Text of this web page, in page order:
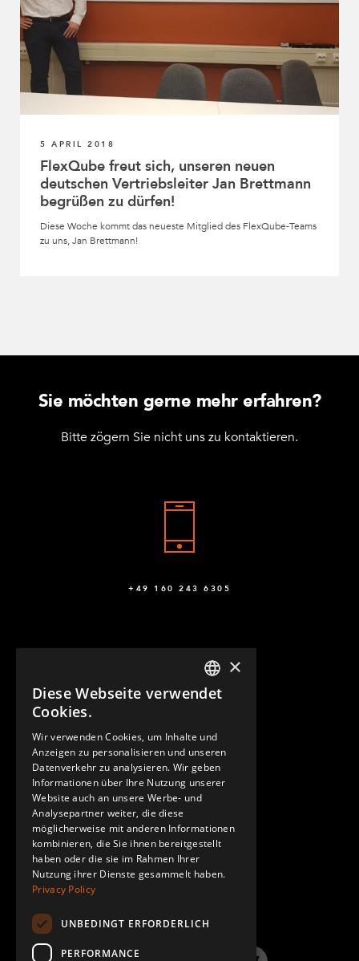
5 APRIL 2018
FlexQube freut sich, unseren neuen
deutschen Vertriebsleiter Jan Brettmann
begrüßen zu dürfen!
Diese Woche kommt das neueste Mitglied des FlexQube-Teams
zu uns, Jan Brettmann!
Sie möchten gerne mehr erfahren?
Bitte zögern Sie nicht uns zu kontaktieren.
+49 160 243 6305
KONTAKT
HÄUFIG GESTELLTE FRAGEN
ENGLISH
×
Diese Webseite verwendet
Cookies.
Wir verwenden Cookies, um Inhalte und
Anzeigen zu personalisieren und unseren
Datenverkehr zu analysieren. Wir geben
Informationen über Ihre Nutzung unserer
Website auch an unsere Werbe- und
Analysepartner weiter, die diese
möglicherweise mit anderen Informationen
kombinieren, die Sie ihnen bereitgestellt
haben oder die sie im Rahmen Ihrer
Nutzung ihrer Dienste gesammelt haben.
Privacy Policy
UNBEDINGT ERFORDERLICH
PERFORMANCE